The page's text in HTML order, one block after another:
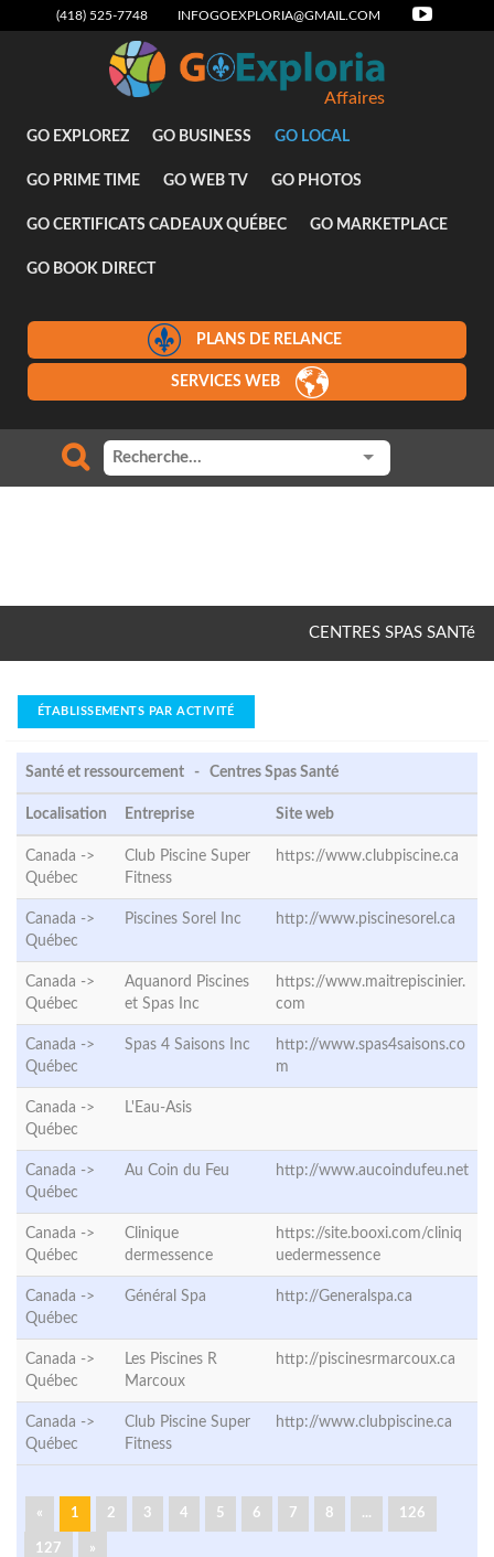
(418) 525-7748 INFOGOEXPLORIA@GMAIL.COM
Affaires
GO EXPLOREZ GO BUSINESS GO LOCAL
GO PRIME TIME GO WEB TV GO PHOTOS
GO CERTIFICATS CADEAUX QUÉBEC GO MARKETPLACE
GO BOOK DIRECT
PLANS DE RELANCE
SERVICES WEB
CENTRES SPAS SANTé
ÉTABLISSEMENTS PAR ACTIVITÉ
Santé et ressourcement - Centres Spas Santé
Localisation Entreprise Site web
Canada ->
Québec
Club Piscine Super
Fitness
https://www.clubpiscine.ca
Canada ->
Québec
Piscines Sorel Inc http://www.piscinesorel.ca
Canada ->
Québec
Aquanord Piscines
et Spas Inc
https://www.maitrepiscinier.
com
Canada ->
Québec
Spas 4 Saisons Inc
http://www.spas4saisons.co
m
Canada ->
Québec
L'Eau-Asis
Canada ->
Québec
Au Coin du Feu http://www.aucoindufeu.net
Canada ->
Québec
Clinique
dermessence
https://site.booxi.com/cliniq
uedermessence
Canada ->
Québec
Général Spa http://Generalspa.ca
Canada ->
Québec
Les Piscines R
Marcoux
http://piscinesrmarcoux.ca
Canada ->
Québec
Club Piscine Super
Fitness
http://www.clubpiscine.ca
« 1 2 3 4 5 6 7 8 ... 126
127 »